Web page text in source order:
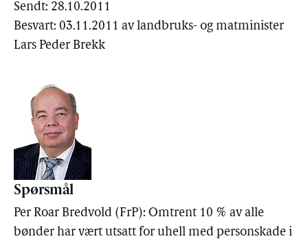
Sendt: 28.10.2011
Besvart: 03.11.2011 av landbruks- og matminister
Lars Peder Brekk
Spørsmål
Per Roar Bredvold (FrP): Omtrent 10 % av alle
bønder har vært utsatt for uhell med personskade i